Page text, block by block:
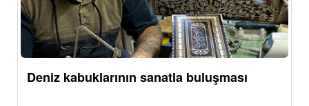
Deniz kabuklarının sanatla buluşması